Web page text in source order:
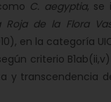
C. aegyptia, se
Roja de la Flora
en la categoría
criterio
y transcendencia